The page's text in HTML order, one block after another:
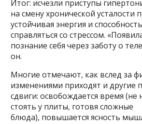
Итог: исчезли приступы
на смену хронической усталости
устойчивая энергия и
справляться со стрессом.
познание себя через заботу о
он.
Многие отмечают, как вслед за
изменениями приходят и другие
сдвиги: освобождается время (не
стоять у плиты, готовя сложные
блюда), повышается ясность